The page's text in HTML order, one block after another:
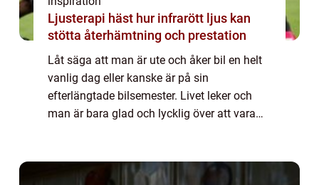
Ljusterapi häst hur infrarött ljus kan
stötta återhämtning och prestation
Låt säga att man är ute och åker bil en helt
vanlig dag eller kanske är på sin
efterlängtade bilsemester. Livet leker och
man är bara glad och lycklig över att vara